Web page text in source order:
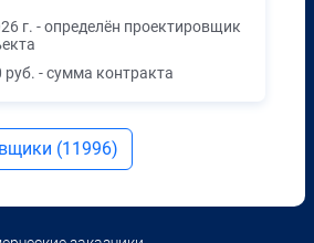
г. - определён проектировщик
руб. - сумма контракта
(11996)